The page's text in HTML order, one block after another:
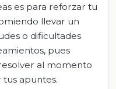
es para reforzar tu
llevar un
o dificultades
pues
al momento
apuntes.